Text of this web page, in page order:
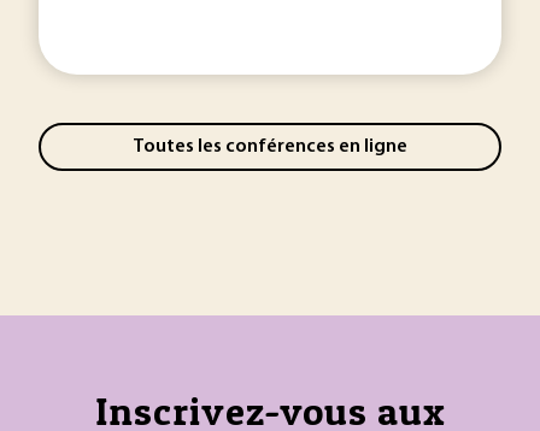
Toutes les conférences en ligne
Inscrivez-vous aux